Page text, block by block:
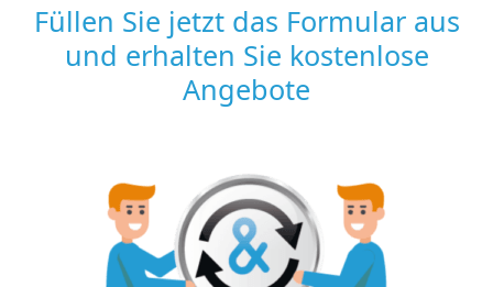
Füllen Sie jetzt das Formular aus
und erhalten Sie kostenlose
Angebote